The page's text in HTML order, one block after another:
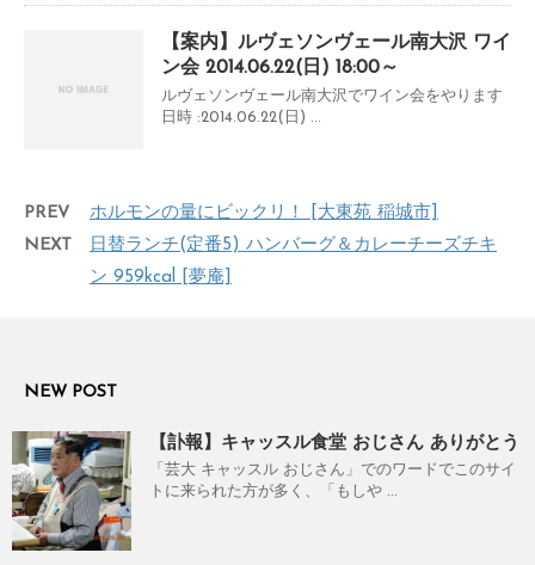
【案内】ルヴェソンヴェール南大沢 ワイ
ン会 2014.06.22(日) 18:00～
ルヴェソンヴェール南大沢でワイン会をやります
日時 :2014.06.22(日) ...
PREV
ホルモンの量にビックリ！ [大東苑 稲城市]
NEXT
日替ランチ(定番5) ハンバーグ＆カレーチーズチキ
ン 959kcal [夢庵]
NEW POST
【訃報】キャッスル食堂 おじさん ありがとう
「芸大 キャッスル おじさん」でのワードでこのサイ
トに来られた方が多く、「もしや ...